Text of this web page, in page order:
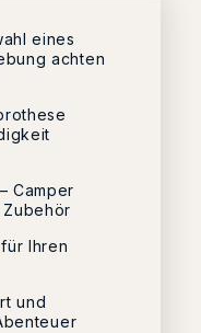
eines
achten
Camper
Ihren
und